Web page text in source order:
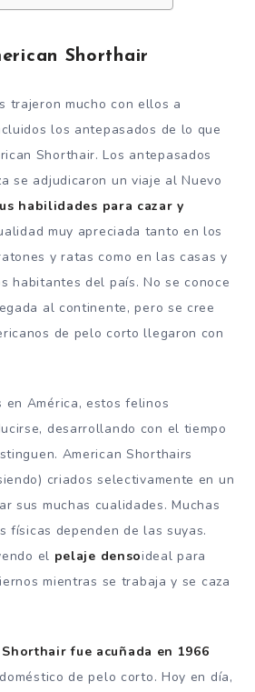
Shorthair
trajeron mucho con ellos a
los antepasados ​​​​de lo que
Shorthair. Los antepasados
se adjudicaron un viaje al Nuevo
habilidades para cazar y
muy apreciada tanto en los
y ratas como en las casas y
habitantes del país. No se conoce
al continente, pero se cree
de pelo corto llegaron con
en América, estos felinos
desarrollando con el tiempo
American Shorthairs
criados selectivamente en un
sus muchas cualidades. Muchas
físicas dependen de las suyas.
el pelaje densoideal para
mientras se trabaja y se caza
fue acuñada en 1966
de pelo corto. Hoy en día,